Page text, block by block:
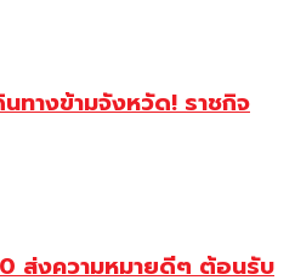
นทางข้ามจังหวัด! ราชกิจ
ส่งความหมายดีๆ ต้อนรับ